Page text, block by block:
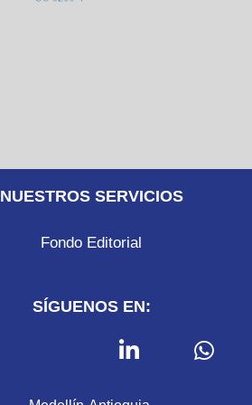
NUESTROS SERVICIOS
Fondo Editorial
SÍGUENOS EN: